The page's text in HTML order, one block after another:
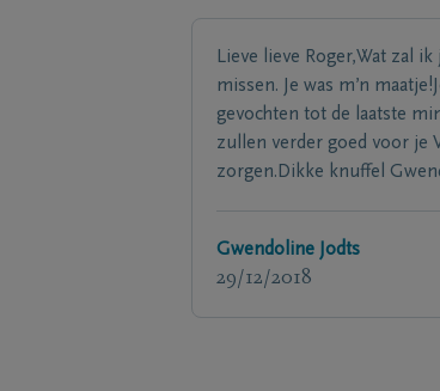
Lieve lieve Roger,Wat zal ik
missen. Je was m’n
gevochten tot de laatste
zullen verder goed voor je
zorgen.Dikke knuffel
Gwendoline Jodts
29/12/2018